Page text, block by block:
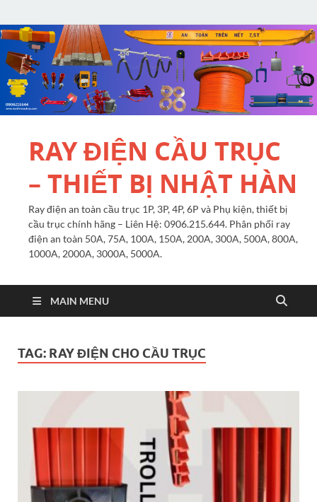
RAY ĐIỆN CẦU TRỤC
– THIẾT BỊ NHẬT HÀN
Ray điện an toàn cầu trục 1P, 3P, 4P, 6P và Phụ kiện, thiết bị
cầu trục chính hãng – Liên Hệ: 0906.215.644. Phân phối ray
điện an toàn 50A, 75A, 100A, 150A, 200A, 300A, 500A, 800A,
1000A, 2000A, 3000A, 5000A.
MAIN MENU
TAG: RAY ĐIỆN CHO CẦU TRỤC